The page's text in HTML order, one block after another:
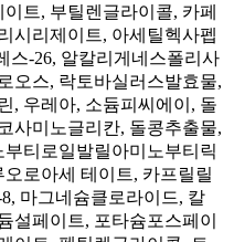
트, 부틸렌글라이콜, 카페
시리제이트, 아세틸헥사펩
스-26, 알칼리게네스폴리사
오스, 락토바실러스발효물,
, 우레아, 소듐피씨에이, 돌
사미노글리칸, 돌콩추출물,
티로일발릴아미노부티릭
로아세 테이트, 카프릴릴
마그네슘클로라이드, 칼
설페이트, 포타슘포스페이